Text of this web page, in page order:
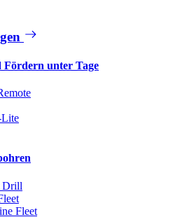
unter Tage
Drill
Fleet